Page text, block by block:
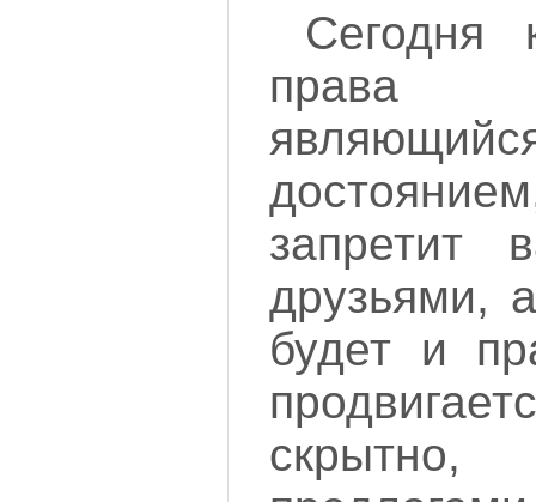
Сегодня
права
запретит
друзьями,
будет и